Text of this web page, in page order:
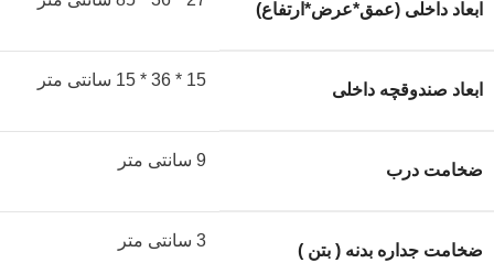
ابعاد داخلی (عمق*عرض*ارتفاع)
ابعاد صندوقچه داخلی
15 * 36 * 15 سانتی متر
ضخامت درب
9 سانتی متر
ضخامت جداره بدنه ( بتن )
3 سانتی متر